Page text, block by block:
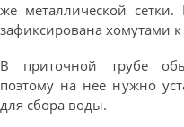
же металлической
зафиксирована хомутами к
В приточной трубе
поэтому на нее нужно
для сбора воды.